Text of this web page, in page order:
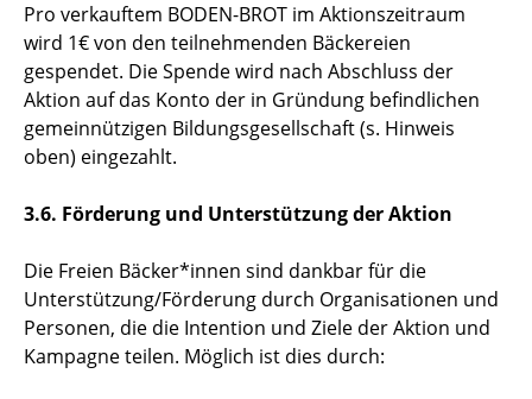
Pro verkauftem BODEN-BROT im Aktionszeitraum
wird 1€ von den teilnehmenden Bäckereien
gespendet. Die Spende wird nach Abschluss der
Aktion auf das Konto der in Gründung befindlichen
gemeinnützigen Bildungsgesellschaft (s. Hinweis
oben) eingezahlt.
3.6. Förderung und Unterstützung der Aktion
Die Freien Bäcker*innen sind dankbar für die
Unterstützung/Förderung durch Organisationen und
Personen, die die Intention und Ziele der Aktion und
Kampagne teilen. Möglich ist dies durch: